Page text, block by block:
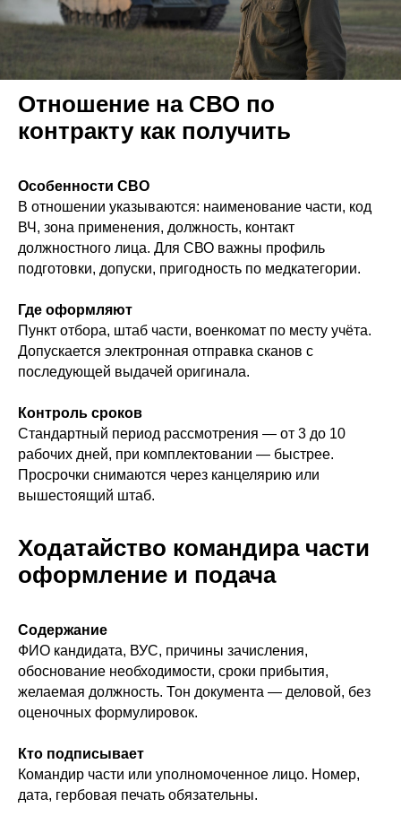
Отношение на СВО по
контракту как получить
Особенности СВО
В отношении указываются: наименование части, код
ВЧ, зона применения, должность, контакт
должностного лица. Для СВО важны профиль
подготовки, допуски, пригодность по медкатегории.
Где оформляют
Пункт отбора, штаб части, военкомат по месту учёта.
Допускается электронная отправка сканов с
последующей выдачей оригинала.
Контроль сроков
Стандартный период рассмотрения — от 3 до 10
рабочих дней, при комплектовании — быстрее.
Просрочки снимаются через канцелярию или
вышестоящий штаб.
Ходатайство командира части
оформление и подача
Содержание
ФИО кандидата, ВУС, причины зачисления,
обоснование необходимости, сроки прибытия,
желаемая должность. Тон документа — деловой, без
оценочных формулировок.
Кто подписывает
Командир части или уполномоченное лицо. Номер,
дата, гербовая печать обязательны.